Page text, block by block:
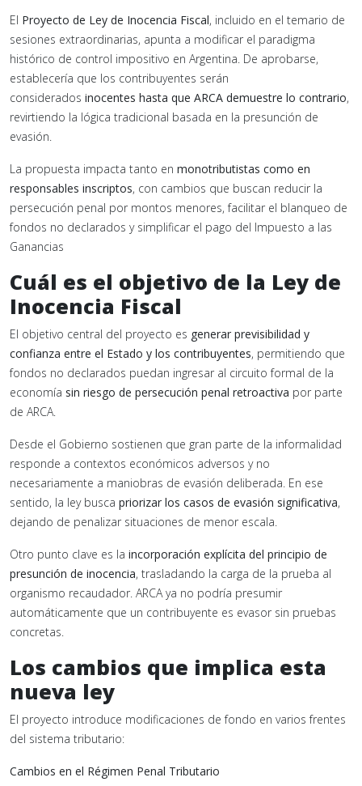
El Proyecto de Ley de Inocencia Fiscal, incluido en el temario de
sesiones extraordinarias, apunta a modificar el paradigma
histórico de control impositivo en Argentina. De aprobarse,
establecería que los contribuyentes serán
considerados inocentes hasta que ARCA demuestre lo contrario,
revirtiendo la lógica tradicional basada en la presunción de
evasión.
La propuesta impacta tanto en monotributistas como en
responsables inscriptos, con cambios que buscan reducir la
persecución penal por montos menores, facilitar el blanqueo de
fondos no declarados y simplificar el pago del Impuesto a las
Ganancias
Cuál es el objetivo de la Ley de
Inocencia Fiscal
El objetivo central del proyecto es generar previsibilidad y
confianza entre el Estado y los contribuyentes, permitiendo que
fondos no declarados puedan ingresar al circuito formal de la
economía sin riesgo de persecución penal retroactiva por parte
de ARCA.
Desde el Gobierno sostienen que gran parte de la informalidad
responde a contextos económicos adversos y no
necesariamente a maniobras de evasión deliberada. En ese
sentido, la ley busca priorizar los casos de evasión significativa,
dejando de penalizar situaciones de menor escala.
Otro punto clave es la incorporación explícita del principio de
presunción de inocencia, trasladando la carga de la prueba al
organismo recaudador. ARCA ya no podría presumir
automáticamente que un contribuyente es evasor sin pruebas
concretas.
Los cambios que implica esta
nueva ley
El proyecto introduce modificaciones de fondo en varios frentes
del sistema tributario:
Cambios en el Régimen Penal Tributario